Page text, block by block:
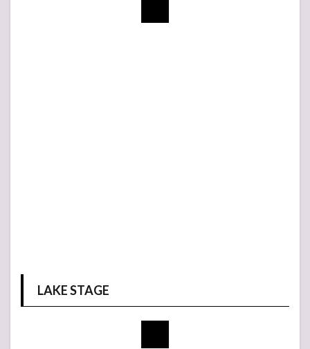
LAKE STAGE